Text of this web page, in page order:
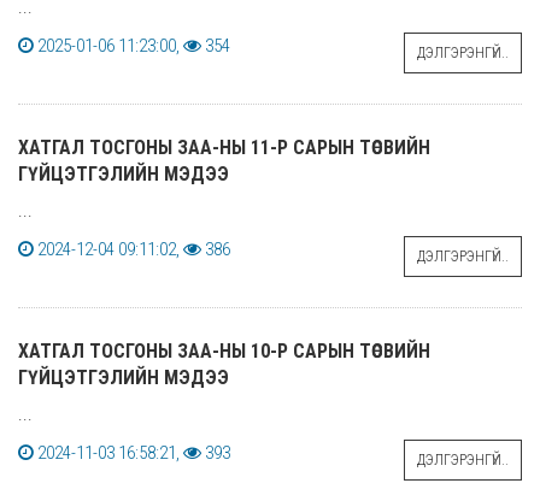
...
2025-01-06 11:23:00,
354 ДЭЛГЭРЭНГҮЙ..
ХАТГАЛ ТОСГОНЫ ЗАА-НЫ 11-Р САРЫН ТӨСВИЙН
ГҮЙЦЭТГЭЛИЙН МЭДЭЭ
...
2024-12-04 09:11:02,
386 ДЭЛГЭРЭНГҮЙ..
ХАТГАЛ ТОСГОНЫ ЗАА-НЫ 10-Р САРЫН ТӨСВИЙН
ГҮЙЦЭТГЭЛИЙН МЭДЭЭ
...
2024-11-03 16:58:21,
393 ДЭЛГЭРЭНГҮЙ..